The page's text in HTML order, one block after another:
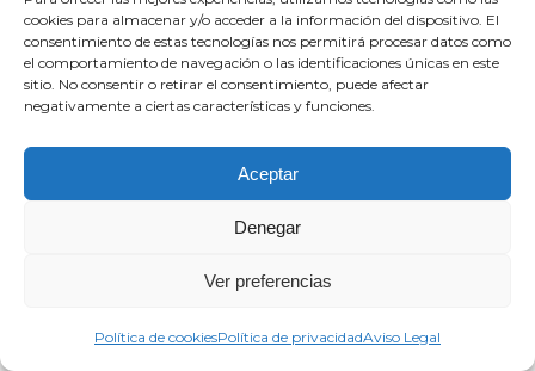
cookies para almacenar y/o acceder a la información del dispositivo. El
consentimiento de estas tecnologías nos permitirá procesar datos como
el comportamiento de navegación o las identificaciones únicas en este
sitio. No consentir o retirar el consentimiento, puede afectar
negativamente a ciertas características y funciones.
Aceptar
Denegar
Ver preferencias
Política de cookiesPolítica de privacidadAviso Legal
Madrid
Telf. (+34) 914 114 375